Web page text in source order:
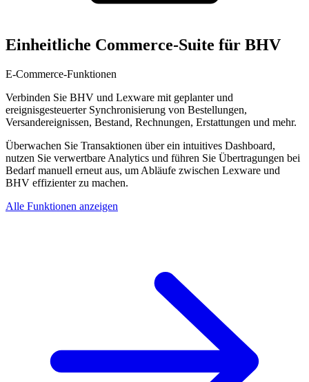
Einheitliche Commerce-Suite für BHV
E-Commerce-Funktionen
Verbinden Sie BHV und Lexware mit geplanter und
ereignisgesteuerter Synchronisierung von Bestellungen,
Versandereignissen, Bestand, Rechnungen, Erstattungen und mehr.
Überwachen Sie Transaktionen über ein intuitives Dashboard,
nutzen Sie verwertbare Analytics und führen Sie Übertragungen bei
Bedarf manuell erneut aus, um Abläufe zwischen Lexware und
BHV effizienter zu machen.
Alle Funktionen anzeigen